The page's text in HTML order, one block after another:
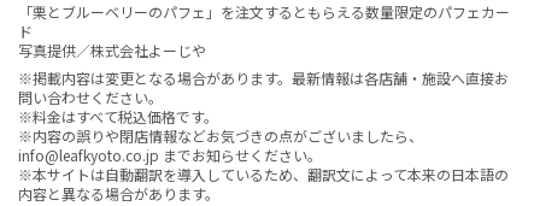
「栗とブルーベリーのパフェ」を注文するともらえる数量限定のパフェカー
ド
写真提供／株式会社よーじや
※掲載内容は変更となる場合があります。最新情報は各店舗・施設へ直接お
問い合わせください。
※料金はすべて税込価格です。
※内容の誤りや閉店情報などお気づきの点がございましたら、
info@leafkyoto.co.jp までお知らせください。
※本サイトは自動翻訳を導入しているため、翻訳文によって本来の日本語の
内容と異なる場合があります。